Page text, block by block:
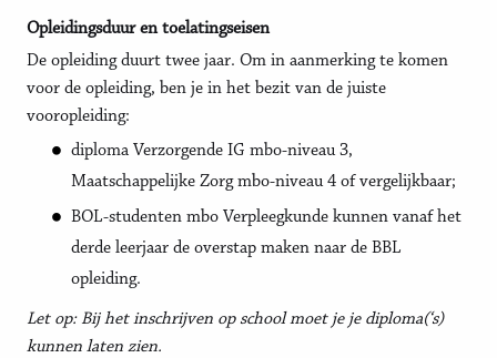
Opleidingsduur en toelatingseisen
De opleiding duurt twee jaar. Om in aanmerking te komen
voor de opleiding, ben je in het bezit van de juiste
vooropleiding:
diploma Verzorgende IG mbo-niveau 3,
Maatschappelijke Zorg mbo-niveau 4 of vergelijkbaar;
BOL-studenten mbo Verpleegkunde kunnen vanaf het
derde leerjaar de overstap maken naar de BBL
opleiding.
Let op: Bij het inschrijven op school moet je je diploma(‘s)
kunnen laten zien.